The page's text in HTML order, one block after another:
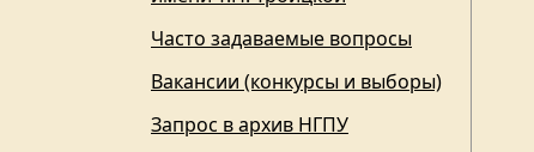
Часто задаваемые вопросы
Вакансии (конкурсы и выборы)
Запрос в архив НГПУ